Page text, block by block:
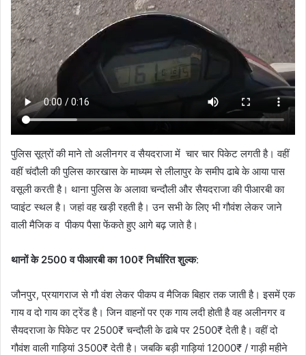
पुलिस सूत्रों की माने तो अलीनगर व सैयदराजा में चार चार पिकेट लगती है। वहीं
वहीं चंदौली की पुलिस कारखास के माध्यम से लीलापुर के समीप ढाबे के आया पास
वसूली करती है। थाना पुलिस के अलावा चन्दौली और सैयदराजा की पीआरबी का
प्वाइंट स्थल है। जहां वह खड़ी रहती है। उन सभी के लिए भी गौवंश लेकर जाने
वाली मैजिक व पीकप पैसा फेंकते हुए आगे बढ़ जाते है।
थानों के 2500 व पीआरबी का 100₹ निर्धारित शुल्क:
जौनपुर, प्रयागराज से गौ वंश लेकर पीकप व मैजिक बिहार तक जाती है। इसमें एक
गाय व दो गाय का ट्रेंड है। जिन वाहनों पर एक गाय लदी होती है वह अलीनगर व
सैयदराजा के पिकेट पर 2500₹ चन्दौली के ढाबे पर 2500₹ देती है। वहीं दो
गौवंश वाली गाड़ियां 3500₹ देती है। जबकि बड़ी गाड़ियां 12000₹ / गाड़ी महीने